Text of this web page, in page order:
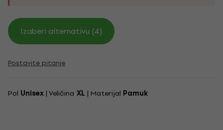
Izaberi alternativu (4)
Postavite pitanje
Pol Unisex | Veličina XL | Materijal Pamuk